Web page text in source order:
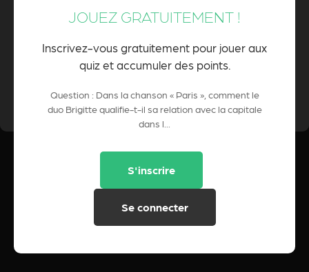
resteras toujours ma ville »
JOUEZ GRATUITEMENT !
Inscrivez-vous gratuitement pour jouer aux
quiz et accumuler des points.
Question : Dans la chanson « Paris », comment le
duo Brigitte qualifie-t-il sa relation avec la capitale
dans l...
S'inscrire
Se connecter